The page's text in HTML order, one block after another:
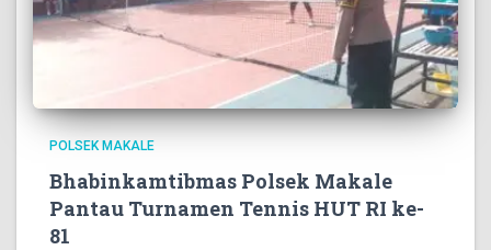
POLSEK MAKALE
Bhabinkamtibmas Polsek Makale
Pantau Turnamen Tennis HUT RI ke-
81